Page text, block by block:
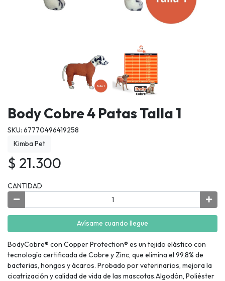
Body Cobre 4 Patas Talla 1
SKU: 67770496419258
Kimba Pet
$ 21.300
CANTIDAD
Avísame cuando llegue
BodyCobre® con Copper Protection® es un tejido elástico con
tecnología certificada de Cobre y Zinc, que elimina el 99,8% de
bacterias, hongos y ácaros. Probado por veterinarios, mejora la
cicatrización y calidad de vida de las mascotas.Algodón, Poliéster